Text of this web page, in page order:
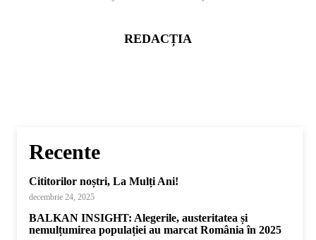
REDACȚIA
Recente
Cititorilor noștri, La Mulți Ani!
decembrie 24, 2025
BALKAN INSIGHT: Alegerile, austeritatea și
nemulțumirea populației au marcat România în 2025